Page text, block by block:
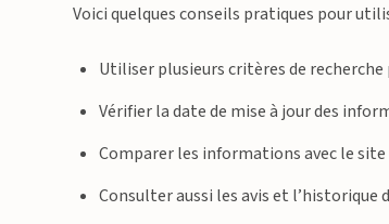
Voici quelques conseils pratiques pour
Utiliser plusieurs critères de
Vérifier la date de mise à jour des
Comparer les informations avec le site
Consulter aussi les avis et l’historique